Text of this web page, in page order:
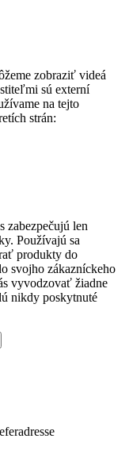
zobraziť videá
sú externí
na tejto
strán:
zabezpečujú len
Používajú sa
produkty do
svojho zákazníckeho
vyvodzovať žiadne
nikdy poskytnuté